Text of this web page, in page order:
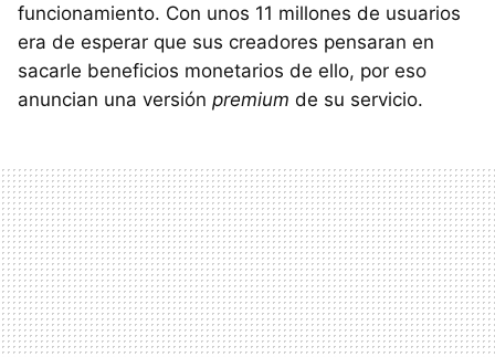
funcionamiento. Con unos 11 millones de usuarios
era de esperar que sus creadores pensaran en
sacarle beneficios monetarios de ello, por eso
anuncian una versión premium de su servicio.